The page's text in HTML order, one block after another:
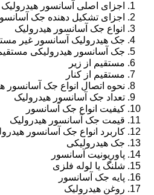
اجزای اصلی آسانسور هیدرولیک
اجزای تشکیل دهنده جک
انواع جک آسانسور هیدرولیک
جک هیدرولیک آسانسور غیر
جک آسانسور هیدرولیکی
مستقیم از زیر
مستقیم از کنار
نحوه اتصال انواع جک آسانسور
تعداد جک آسانسور هیدرولیک
کیفیت انواع جک آسانسور
قیمت جک آسانسور هیدرولیک
کاربرد انواع جک آسانسور
جک هیدرولیکی
پاوریونیت آسانسور
شلنگ یا لوله فلزی
پایه جک آسانسور
روغن هیدرولیک